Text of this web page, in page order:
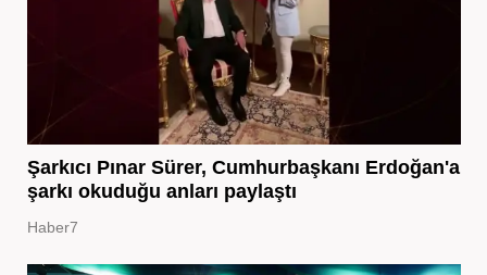
Şarkıcı Pınar Sürer, Cumhurbaşkanı Erdoğan'a
şarkı okuduğu anları paylaştı
Haber7